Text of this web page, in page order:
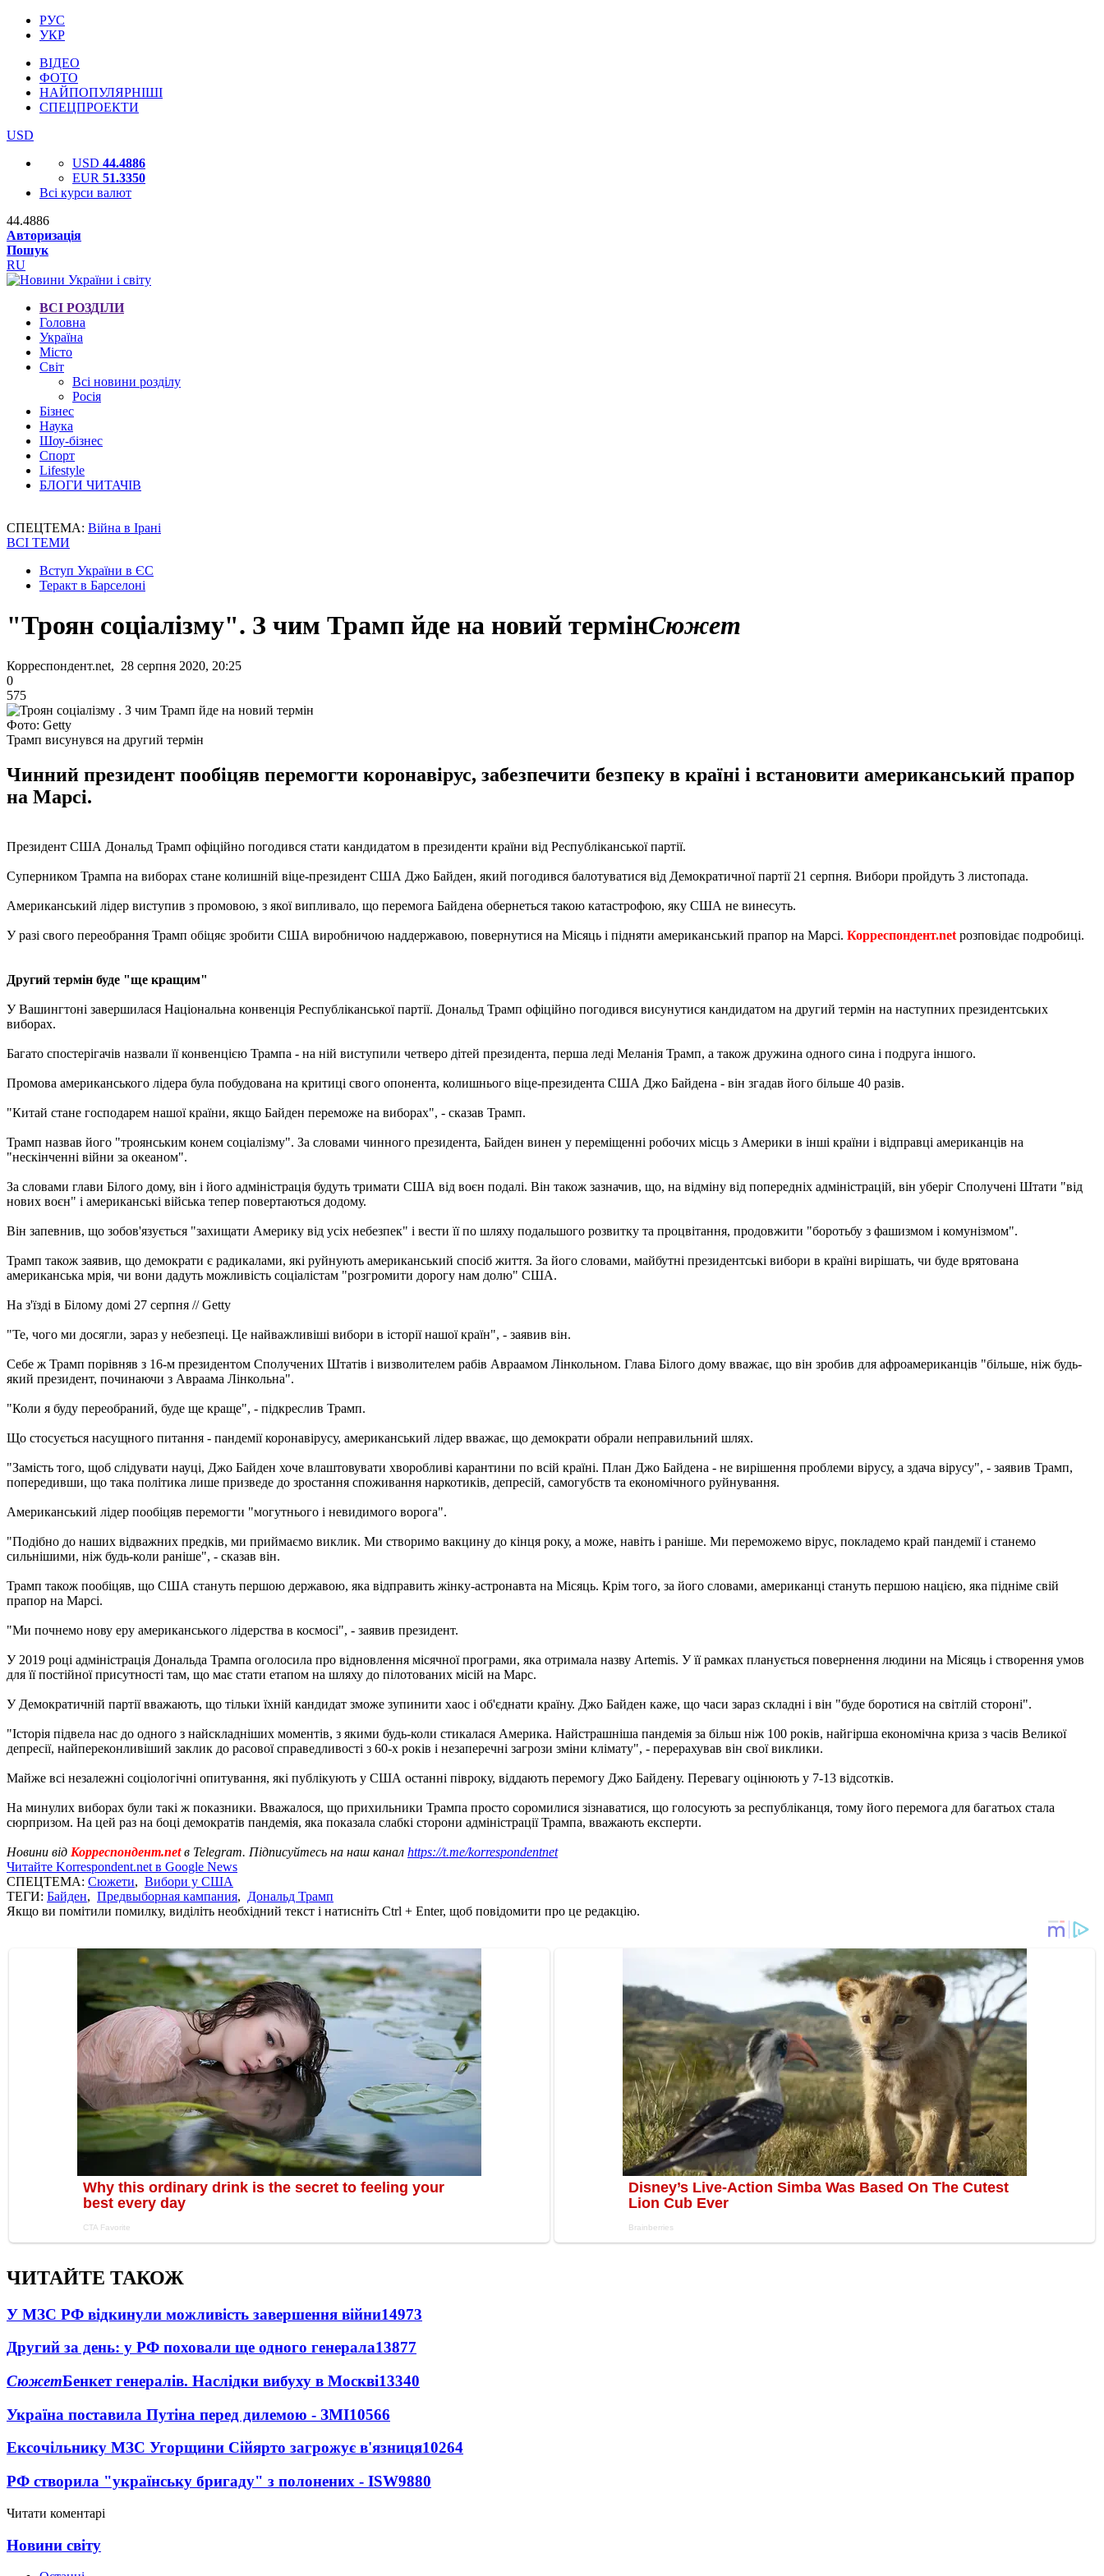
РУС
УКР
ВІДЕО
ФОТО
НАЙПОПУЛЯРНІШІ
СПЕЦПРОЕКТИ
USD
USD 44.4886
EUR 51.3350
Всі курси валют
44.4886
Авторизація
Пошук
RU
ВСІ РОЗДІЛИ
Головна
Україна
Місто
Світ
Всі новини розділу
Росія
Бізнес
Наука
Шоу-бізнес
Спорт
Lifestyle
БЛОГИ ЧИТАЧІВ
СПЕЦТЕМА: Війна в Ірані
ВСІ ТЕМИ
Вступ України в ЄС
Теракт в Барселоні
"Троян соціалізму". З чим Трамп йде на новий термінСюжет
Корреспондент.net, 28 серпня 2020, 20:25
0
575
Фото: Getty
Трамп висунувся на другий термін
Чинний президент пообіцяв перемогти коронавірус, забезпечити безпеку в країні і встановити американський прапор
на Марсі.
Президент США Дональд Трамп офіційно погодився стати кандидатом в президенти країни від Республіканської партії.
Суперником Трампа на виборах стане колишній віце-президент США Джо Байден, який погодився балотуватися від Демократичної партії 21 серпня. Вибори пройдуть 3 листопада.
Американський лідер виступив з промовою, з якої випливало, що перемога Байдена обернеться такою катастрофою, яку США не винесуть.
У разі свого переобрання Трамп обіцяє зробити США виробничою наддержавою, повернутися на Місяць і підняти американський прапор на Марсі. Корреспондент.net розповідає подробиці.
Другий термін буде "ще кращим"
У Вашингтоні завершилася Національна конвенція Республіканської партії. Дональд Трамп офіційно погодився висунутися кандидатом на другий термін на наступних президентських
виборах.
Багато спостерігачів назвали її конвенцією Трампа - на ній виступили четверо дітей президента, перша леді Меланія Трамп, а також дружина одного сина і подруга іншого.
Промова американського лідера була побудована на критиці свого опонента, колишнього віце-президента США Джо Байдена - він згадав його більше 40 разів.
"Китай стане господарем нашої країни, якщо Байден переможе на виборах", - сказав Трамп.
Трамп назвав його "троянським конем соціалізму". За словами чинного президента, Байден винен у переміщенні робочих місць з Америки в інші країни і відправці американців на
"нескінченні війни за океаном".
За словами глави Білого дому, він і його адміністрація будуть тримати США від воєн подалі. Він також зазначив, що, на відміну від попередніх адміністрацій, він уберіг Сполучені Штати "від
нових воєн" і американські війська тепер повертаються додому.
Він запевнив, що зобов'язується "захищати Америку від усіх небезпек" і вести її по шляху подальшого розвитку та процвітання, продовжити "боротьбу з фашизмом і комунізмом".
Трамп також заявив, що демократи є радикалами, які руйнують американський спосіб життя. За його словами, майбутні президентські вибори в країні вирішать, чи буде врятована
американська мрія, чи вони дадуть можливість соціалістам "розгромити дорогу нам долю" США.
На з'їзді в Білому домі 27 серпня // Getty
"Те, чого ми досягли, зараз у небезпеці. Це найважливіші вибори в історії нашої країн", - заявив він.
Себе ж Трамп порівняв з 16-м президентом Сполучених Штатів і визволителем рабів Авраамом Лінкольном. Глава Білого дому вважає, що він зробив для афроамериканців "більше, ніж будь-
який президент, починаючи з Авраама Лінкольна".
"Коли я буду переобраний, буде ще краще", - підкреслив Трамп.
Що стосується насущного питання - пандемії коронавірусу, американський лідер вважає, що демократи обрали неправильний шлях.
"Замість того, щоб слідувати науці, Джо Байден хоче влаштовувати хворобливі карантини по всій країні. План Джо Байдена - не вирішення проблеми вірусу, а здача вірусу", - заявив Трамп,
попередивши, що така політика лише призведе до зростання споживання наркотиків, депресій, самогубств та економічного руйнування.
Американський лідер пообіцяв перемогти "могутнього і невидимого ворога".
"Подібно до наших відважних предків, ми приймаємо виклик. Ми створимо вакцину до кінця року, а може, навіть і раніше. Ми переможемо вірус, покладемо край пандемії і станемо
сильнішими, ніж будь-коли раніше", - сказав він.
Трамп також пообіцяв, що США стануть першою державою, яка відправить жінку-астронавта на Місяць. Крім того, за його словами, американці стануть першою нацією, яка підніме свій
прапор на Марсі.
"Ми почнемо нову еру американського лідерства в космосі", - заявив президент.
У 2019 році адміністрація Дональда Трампа оголосила про відновлення місячної програми, яка отримала назву Artemis. У її рамках планується повернення людини на Місяць і створення умов
для її постійної присутності там, що має стати етапом на шляху до пілотованих місій на Марс.
У Демократичній партії вважають, що тільки їхній кандидат зможе зупинити хаос і об'єднати країну. Джо Байден каже, що часи зараз складні і він "буде боротися на світлій стороні".
"Історія підвела нас до одного з найскладніших моментів, з якими будь-коли стикалася Америка. Найстрашніша пандемія за більш ніж 100 років, найгірша економічна криза з часів Великої
депресії, найпереконливіший заклик до расової справедливості з 60-х років і незаперечні загрози зміни клімату", - перерахував він свої виклики.
Майже всі незалежні соціологічні опитування, які публікують у США останні півроку, віддають перемогу Джо Байдену. Перевагу оцінюють у 7-13 відсотків.
На минулих виборах були такі ж показники. Вважалося, що прихильники Трампа просто соромилися зізнаватися, що голосують за республіканця, тому його перемога для багатьох стала
сюрпризом. На цей раз на боці демократів пандемія, яка показала слабкі сторони адміністрації Трампа, вважають експерти.
Новини від Корреспондент.netв Telegram. Підписуйтесь на наш канал https://t.me/korrespondentnet
Читайте Korrespondent.net в Google News
СПЕЦТЕМА: Сюжети, Вибори у США
ТЕГИ: Байден, Предвыборная кампания, Дональд Трамп
Якщо ви помітили помилку, виділіть необхідний текст і натисніть Ctrl + Enter, щоб повідомити про це редакцію.
ЧИТАЙТЕ ТАКОЖ
У МЗС РФ відкинули можливість завершення війни14973
Другий за день: у РФ поховали ще одного генерала13877
СюжетБенкет генералів. Наслідки вибуху в Москві13340
Україна поставила Путіна перед дилемою - ЗМІ10566
Ексочільнику МЗС Угорщини Сійярто загрожує в'язниця10264
РФ створила "українську бригаду" з полонених - ISW9880
Читати коментарі
Новини світу